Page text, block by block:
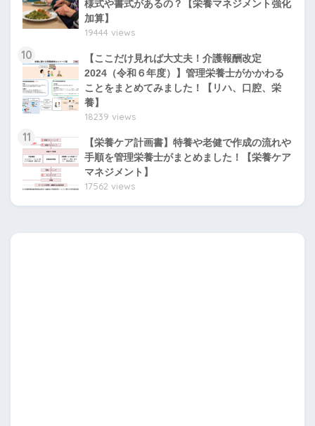
様式や書式があるの？【栄養マネジメント強化
加算】
19444 views
10
【ここだけ見れば大丈夫！介護報酬改定
2024（令和６年度）】管理栄養士がかかわる
ことをまとめてみました！【リハ、口腔、栄
養】
18239 views
11
【栄養ケア計画書】特養や老健で作成の流れや
手順を管理栄養士がまとめました！【栄養ケア
マネジメント】
17562 views